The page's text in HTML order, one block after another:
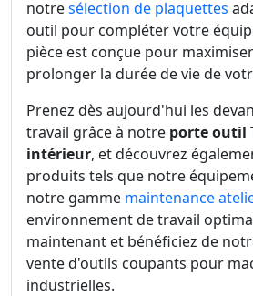
notresélection de plaquettes
outil pour compléter votre
pièce est conçue pour
prolonger la durée de vie de
Prenez dès aujourd'hui les
travail grâce à notre porte outil
intérieur, et découvrez
produits tels que notre
notre gamme maintenance
environnement de travail
maintenant et bénéficiez de
vente d'outils coupants pour
industrielles.